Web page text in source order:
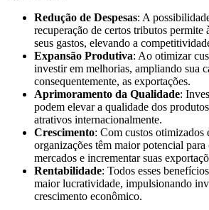
Redução de Despesas: A
recuperação de certos tributos permite
seus gastos, elevando a
Expansão Produtiva: Ao otimizar
investir em melhorias, ampliando sua
consequentemente, as exportações.
Aprimoramento da Qualidade:
podem elevar a qualidade dos
atrativos internacionalmente.
Crescimento: Com custos otimizados
organizações têm maior potencial
mercados e incrementar suas
Rentabilidade: Todos esses
maior lucratividade, impulsionando
crescimento econômico.